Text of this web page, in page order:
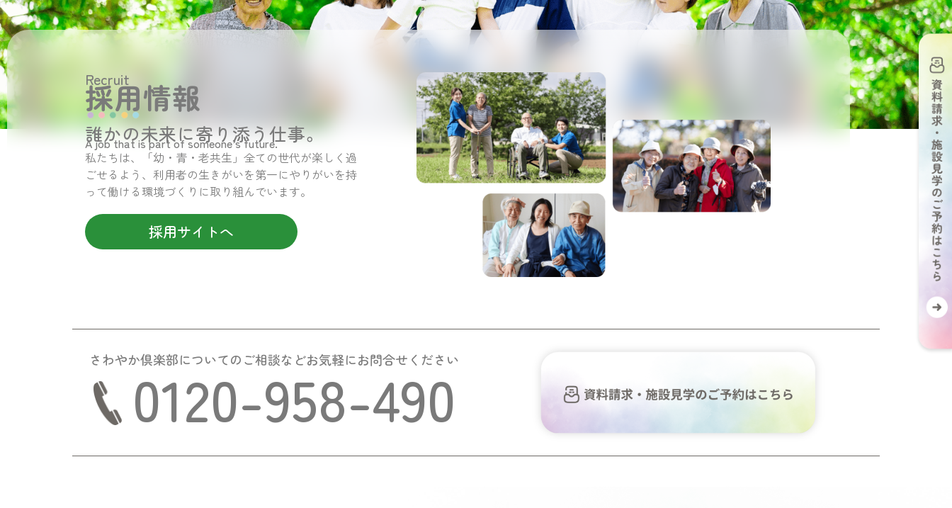
Recruit
採用情報
誰かの未来に寄り添う仕事。
A job that is part of someone’s future.
私たちは、「幼・青・老共生」全ての世代が楽しく過
ごせるよう、利用者の生きがいを第一にやりがいを持
って働ける環境づくりに取り組んでいます。
採用サイトへ
さわやか倶楽部についてのご相談などお気軽にお問合せください
0120-958-490